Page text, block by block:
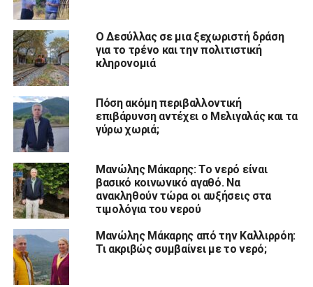
Ο Δεσύλλας σε μια ξεχωριστή δράση
για το τρένο και την πολιτιστική
κληρονομιά
Πόση ακόμη περιβαλλοντική
επιβάρυνση αντέχει ο Μελιγαλάς και τα
γύρω χωριά;
Μανώλης Μάκαρης: Το νερό είναι
βασικό κοινωνικό αγαθό. Να
ανακληθούν τώρα οι αυξήσεις στα
τιμολόγια του νερού
Μανώλης Μάκαρης από την Καλλιρρόη:
Τι ακριβώς συμβαίνει με το νερό;